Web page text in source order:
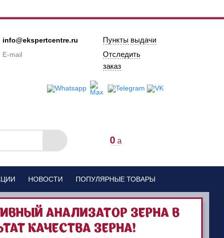
info@ekspertcentre.ru
E-mail
Пункты выдачи
Отследить
заказ
0 a
НОВОСТИ ПОПУЛЯРНЫЕ ТОВАРЫ
АНАЛИЗАТОР ЗЕРНА В
КАЧЕСТВА ЗЕРНА!